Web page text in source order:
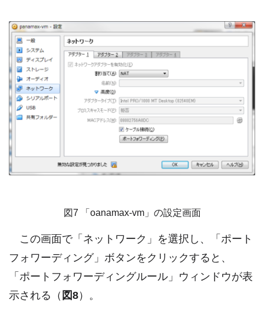
図7 「oanamax-vm」の設定画面
この画面で「ネットワーク」を選択し、「ポート
フォワーディング」ボタンをクリックすると、
「ポートフォワーディングルール」ウィンドウが表
示される（ 図8）。